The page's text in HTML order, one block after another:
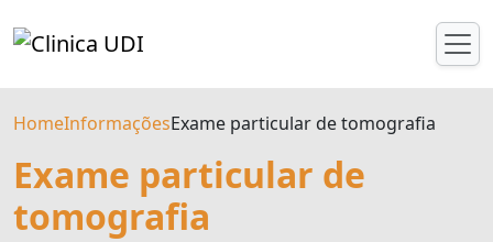
HomeInformaçõesExame particular de tomografia
Exame particular de
tomografia